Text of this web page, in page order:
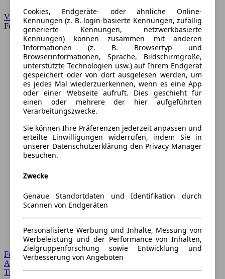
VW
Forum
Forum Startseite
Alle Auto-Foren
Themen-Forum
Cookies, Endgeräte- oder ähnliche Online-
Kennungen (z. B. login-basierte Kennungen, zufällig
generierte Kennungen, netzwerkbasierte
Kennungen) können zusammen mit anderen
Informationen (z. B. Browsertyp und
Browserinformationen, Sprache, Bildschirmgröße,
unterstützte Technologien usw.) auf Ihrem Endgerät
gespeichert oder von dort ausgelesen werden, um
es jedes Mal wiederzuerkennen, wenn es eine App
oder einer Webseite aufruft. Dies geschieht für
einen oder mehrere der hier aufgeführten
Verarbeitungszwecke.
Sie können Ihre Präferenzen jederzeit anpassen und
erteilte Einwilligungen widerrufen, indem Sie in
unserer Datenschutzerklärung den Privacy Manager
besuchen.
Zwecke
Genaue Standortdaten und Identifikation durch
Scannen von Endgeräten
Personalisierte Werbung und Inhalte, Messung von
Werbeleistung und der Performance von Inhalten,
Zielgruppenforschung sowie Entwicklung und
Verbesserung von Angeboten